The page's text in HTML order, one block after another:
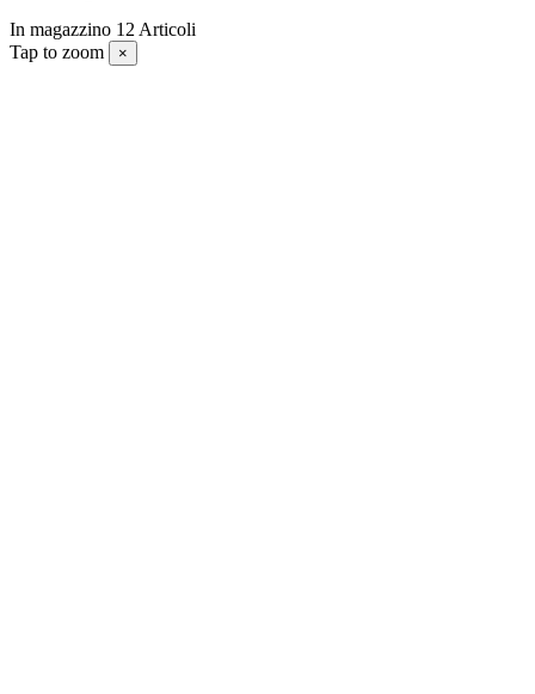
In magazzino 12 Articoli
Tap to zoom
×